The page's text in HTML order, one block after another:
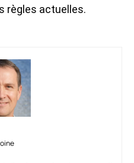
règles actuelles.